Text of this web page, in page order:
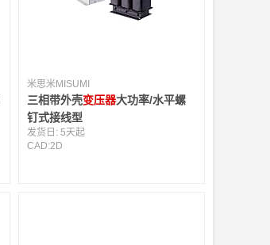
米思米MISUMI
三相带外壳变压器大功率/水平螺
钉式接线型
发货日:5天起
CAD:2D